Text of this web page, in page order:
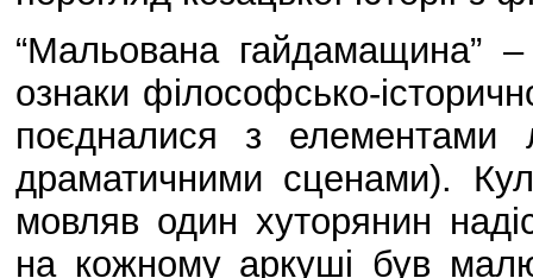
“Мальована гайдамащина”
ознаки філософсько-
поєдналися з елементами
драматичними сценами).
мовляв один хуторянин
на кожному аркуші був